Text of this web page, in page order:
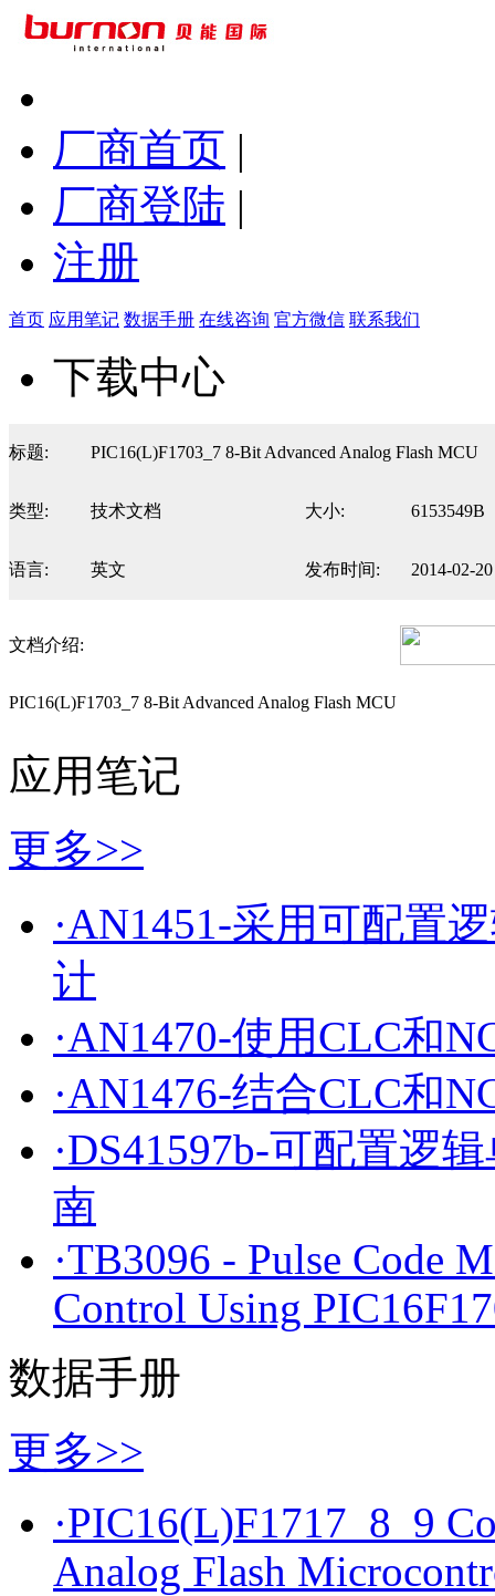
厂商首页 |
厂商登陆 |
注册
首页 应用笔记 数据手册 在线咨询 官方微信 联系我们
下载中心
标题: PIC16(L)F1703_7 8-Bit Advanced Analog Flash MCU
类型: 技术文档 大小: 6153549B
语言: 英文 发布时间: 2014-02-20
文档介绍:
PIC16(L)F1703_7 8-Bit Advanced Analog Flash MCU
应用笔记
更多>>
·AN1451-采用可配置
计
·AN1470-使用CLC和
·AN1476-结合CLC和
·DS41597b-可配置逻
南
·TB3096 - Pulse Code
Control Using
数据手册
更多>>
·PIC16(L)F1717_8_9
Analog Flash